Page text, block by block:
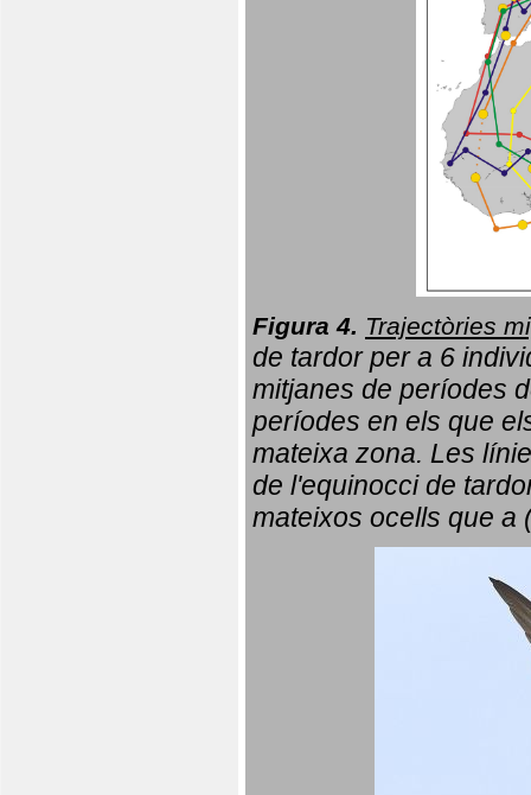
Figura 4. Trajectòries
de tardor per a 6
mitjanes de períodes
períodes en els que
mateixa zona. Les
de l'equinocci de
mateixos ocells que a